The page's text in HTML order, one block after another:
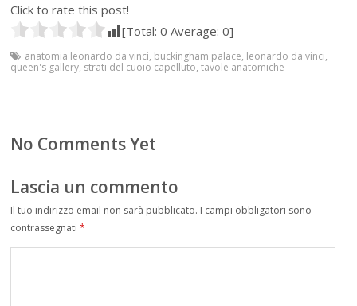
Click to rate this post!
[Total:0 Average:0]
anatomia leonardo da vinci, buckingham palace, leonardo da vinci,
queen's gallery, strati del cuoio capelluto,tavole anatomiche
No Comments Yet
Lascia un commento
Il tuo indirizzo email non sarà pubblicato. I campi obbligatori sono
contrassegnati*